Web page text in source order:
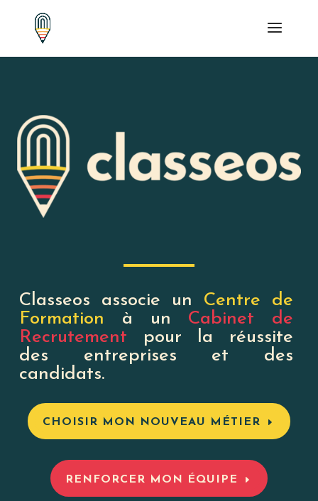
Classeos associe un Centre de
Formation à un Cabinet de
Recrutement pour la réussite
des entreprises et des
candidats.
CHOISIR MON NOUVEAU MÉTIER
RENFORCER MON ÉQUIPE